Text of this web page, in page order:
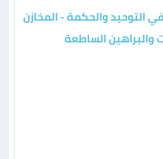
التوحيد والحكمة - المخازن
والبراهين الساطعة